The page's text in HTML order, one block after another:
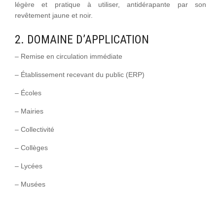
légère et pratique à utiliser, antidérapante par son
revêtement jaune et noir.
2. DOMAINE D’APPLICATION
– Remise en circulation immédiate
– Établissement recevant du public (ERP)
– Écoles
– Mairies
– Collectivité
– Collèges
– Lycées
– Musées